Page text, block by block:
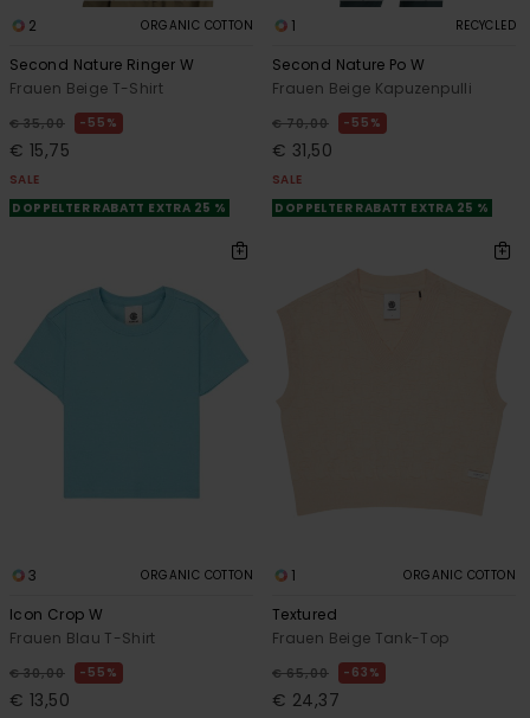
2 ORGANIC COTTON
Second Nature Ringer W
Frauen Beige T-Shirt
€ 35,00 55%
€ 15,75
SALE
DOPPELTER RABATT EXTRA 25 %
1 RECYCLED
Second Nature Po W
Frauen Beige Kapuzenpulli
€ 70,00 55%
€ 31,50
SALE
DOPPELTER RABATT EXTRA 25 %
3 ORGANIC COTTON
Icon Crop W
Frauen Blau T-Shirt
€ 30,00 55%
€ 13,50
1 ORGANIC COTTON
Textured
Frauen Beige Tank-Top
€ 65,00 63%
€ 24,37